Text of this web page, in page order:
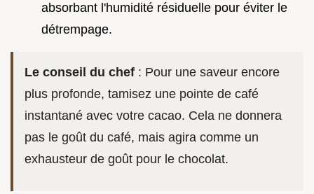
absorbant l'humidité résiduelle pour éviter le
détrempage.
Le conseil du chef : Pour une saveur encore
plus profonde, tamisez une pointe de café
instantané avec votre cacao. Cela ne donnera
pas le goût du café, mais agira comme un
exhausteur de goût pour le chocolat.